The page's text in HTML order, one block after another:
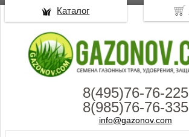
8(495)76-76-225
8(985)76-76-335
info@gazonov.com
Каталог